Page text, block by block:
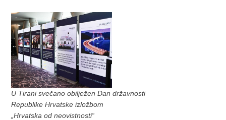
U Tirani svečano obilježen Dan državnosti
Republike Hrvatske izložbom
„Hrvatska od neovistnosti“